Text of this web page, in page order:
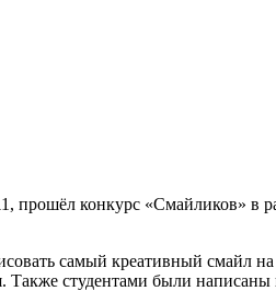
прошёл конкурс «Смайликов»
самый креативный
Также студентами были